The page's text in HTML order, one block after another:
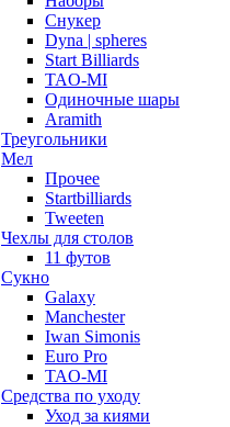
Снукер
Dyna | spheres
Start Billiards
TAO-MI
Одиночные шары
Aramith
Треугольники
Мел
Прочее
Startbilliards
Tweeten
Чехлы для столов
11 футов
Сукно
Galaxy
Manchester
Iwan Simonis
Euro Pro
TAO-MI
Средства по уходу
Уход за киями